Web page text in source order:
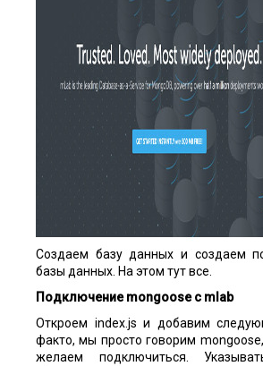
Создаем базу данных и создаем
базы данных. На этом тут все.
Подключениеmongooseс mlab
Откроем index.js и добавим
факто, мы просто говорим
желаем подключиться.